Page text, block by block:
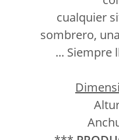
cualquier
sombrero,
... Siempre